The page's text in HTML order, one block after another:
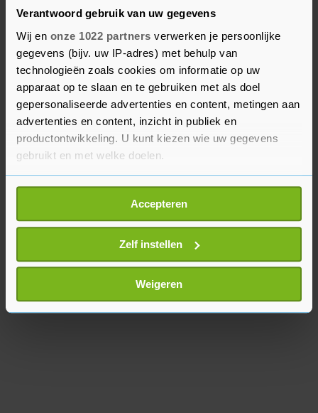
Verantwoord gebruik van uw gegevens
Wij en onze 1022 partners verwerken je persoonlijke
gegevens (bijv. uw IP-adres) met behulp van
technologieën zoals cookies om informatie op uw
apparaat op te slaan en te gebruiken met als doel
gepersonaliseerde advertenties en content, metingen aan
advertenties en content, inzicht in publiek en
productontwikkeling. U kunt kiezen wie uw gegevens
gebruikt en met welke doelen.
Als u het toestaat, willen we ook graag:
Informatie verzamelen over uw geografische
locatie, die tot een paar meter nauwkeurig kan zijn
Uw apparaat identificeren door het actief te
scannen op specifieke eigenschappen (fingerprinting)
Lees meer over hoe uw persoonlijke gegevens worden
verwerkt en stel uw voorkeuren in het
U kunt uw toestemming op elk moment wijzigen of
Accepteren
Zelf instellen
Weigeren
niet tot jouw sociale bubbel behoren", vraagt de
club. "En pas op met zingen, aanmoedigen en
juichen." De supporters is zelfs gevraagd de bal
niet te pakken als die op de tribunes is beland.
Arsenal is donderdag de eerste club van het
hoogste niveau die toeschouwers mag toelaten.
Dat gebeurt in een duel met Rapid Wien in de
Europa League.